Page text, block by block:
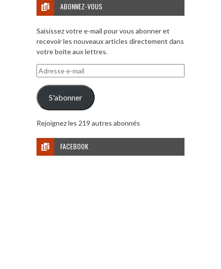
ABONNEZ-VOUS
Saisissez votre e-mail pour vous abonner et
recevoir les nouveaux articles directement dans
votre boite aux lettres.
Adresse
e-
mail
S'abonner
Rejoignez les 219 autres abonnés
FACEBOOK